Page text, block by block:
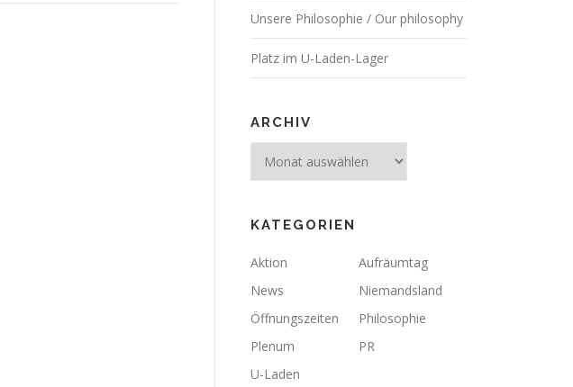
Unsere Philosophie / Our philosophy
Platz im U-Laden-Lager
ARCHIV
KATEGORIEN
Aktion
Aufräumtag
News
Niemandsland
Öffnungszeiten
Philosophie
Plenum
PR
U-Laden